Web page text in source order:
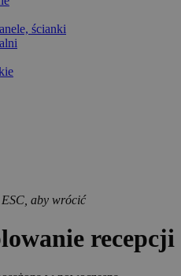
ścianki
aby wrócić
recepcji